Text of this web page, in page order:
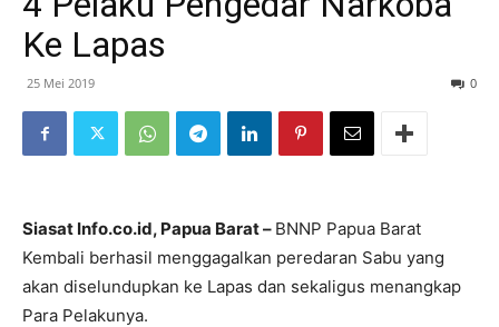
Ke Lapas
25 Mei 2019 0
Siasat Info.co.id, Papua Barat – BNNP Papua Barat
Kembali berhasil menggagalkan peredaran Sabu yang
akan diselundupkan ke Lapas dan sekaligus menangkap
Para Pelakunya.